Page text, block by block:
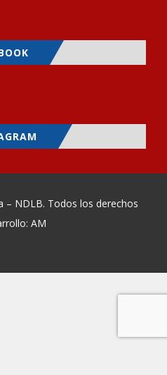
– NDLB. Todos los derechos
AM